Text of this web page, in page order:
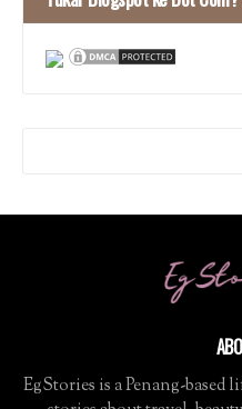
EgStories is a Penang-based